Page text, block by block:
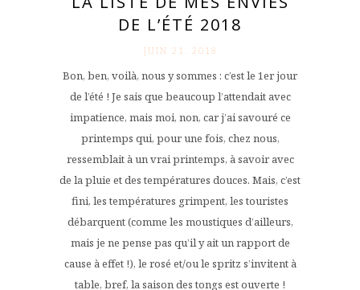
DE L’ÉTÉ 2018
JUIN 21. 2018
Bon, ben, voilà, nous y sommes : c’est le 1er jour
de l’été ! Je sais que beaucoup l’attendait avec
impatience, mais moi, non, car j’ai savouré ce
printemps qui, pour une fois, chez nous,
ressemblait à un vrai printemps, à savoir avec
de la pluie et des températures douces. Mais, c’est
fini, les températures grimpent, les touristes
débarquent (comme les moustiques d’ailleurs,
mais je ne pense pas qu’il y ait un rapport de
cause à effet !), le rosé et/ou le spritz s’invitent à
table, bref, la saison des tongs est ouverte !